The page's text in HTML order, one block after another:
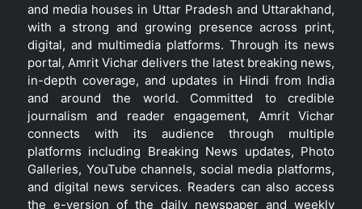
and media houses in Uttar Pradesh and Uttarakhand,
with a strong and growing presence across print,
digital, and multimedia platforms. Through its news
portal, Amrit Vichar delivers the latest breaking news,
in-depth coverage, and updates in Hindi from India
and around the world. Committed to credible
journalism and reader engagement, Amrit Vichar
connects with its audience through multiple
platforms including Breaking News updates, Photo
Galleries, YouTube channels, social media platforms,
and digital news services. Readers can also access
the e-version of the daily newspaper and weekly